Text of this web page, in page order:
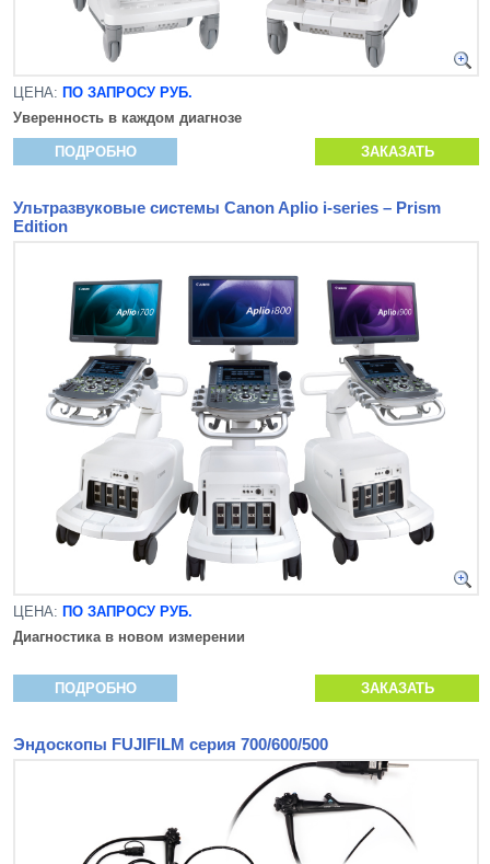
ЦЕНА: ПО ЗАПРОСУ РУБ.
Уверенность в каждом диагнозе
ПОДРОБНО ЗАКАЗАТЬ
Ультразвуковые системы Canon Aplio i-series – Prism
Edition
ЦЕНА: ПО ЗАПРОСУ РУБ.
Диагностика в новом измерении
ПОДРОБНО ЗАКАЗАТЬ
Эндоскопы FUJIFILM серия 700/600/500